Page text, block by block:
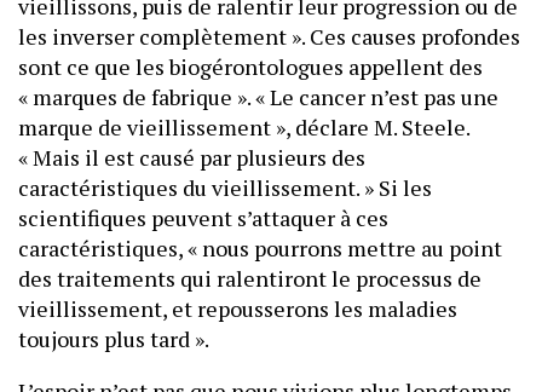
vieillissons, puis de ralentir leur progression ou de
les inverser complètement ». Ces causes profondes
sont ce que les biogérontologues appellent des
« marques de fabrique ». « Le cancer n’est pas une
marque de vieillissement », déclare M. Steele.
« Mais il est causé par plusieurs des
caractéristiques du vieillissement. » Si les
scientifiques peuvent s’attaquer à ces
caractéristiques, « nous pourrons mettre au point
des traitements qui ralentiront le processus de
vieillissement, et repousserons les maladies
toujours plus tard ».